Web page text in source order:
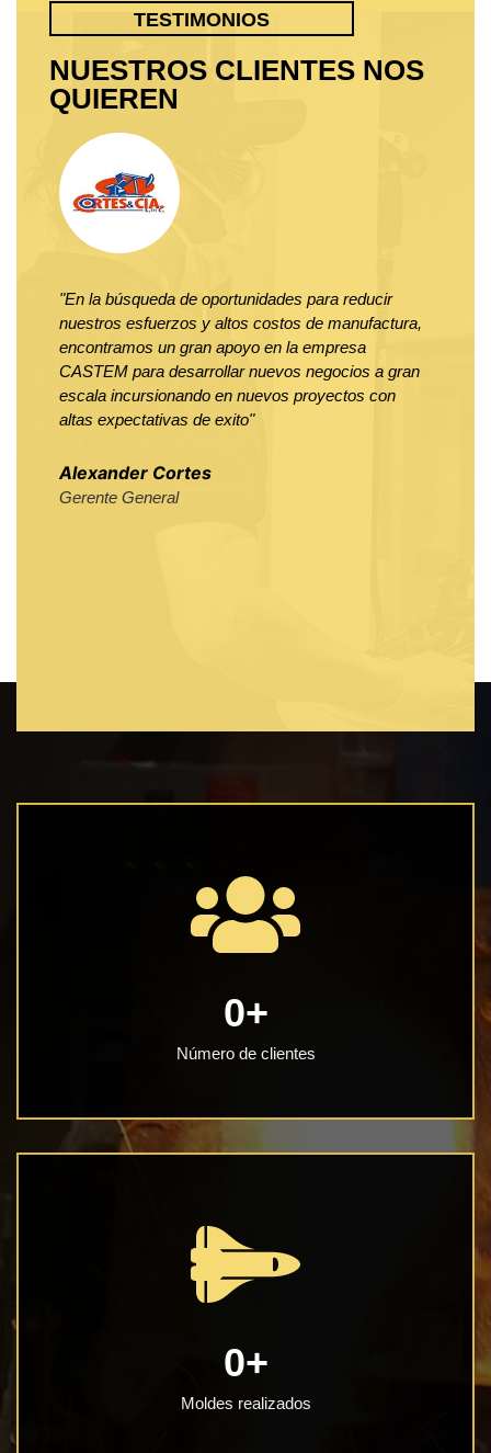
TESTIMONIOS
NUESTROS CLIENTES NOS
QUIEREN
"En la búsqueda de oportunidades para reducir
nuestros esfuerzos y altos costos de manufactura,
encontramos un gran apoyo en la empresa
CASTEM para desarrollar nuevos negocios a gran
escala incursionando en nuevos proyectos con
altas expectativas de exito"
Alexander Cortes
Gerente General
Número de clientes
0+
Moldes realizados
0+